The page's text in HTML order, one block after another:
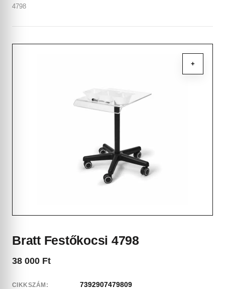
4798
+
Bratt Festőkocsi 4798
38 000 Ft
CIKKSZÁM: 7392907479809